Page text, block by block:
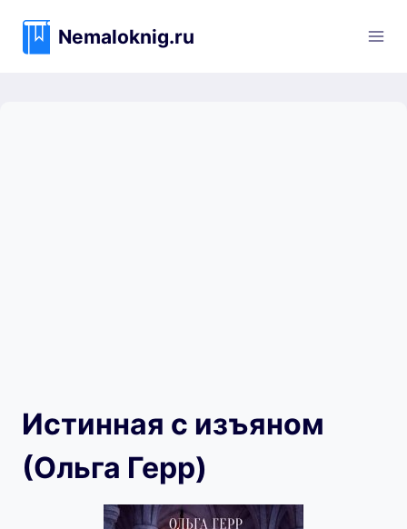
содержимому
Nemaloknig.ru
Истинная с изъяном
(Ольга Герр)